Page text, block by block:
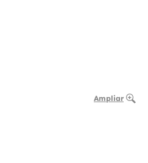
Ampliar